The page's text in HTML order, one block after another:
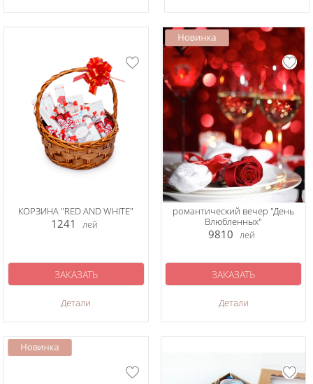
КОРЗИНА "RED AND WHITE"
1241 лей
Детали
ЗАКАЗАТЬ
романтический вечер "День
Влюбленных"
9810 лей
Детали
ЗАКАЗАТЬ